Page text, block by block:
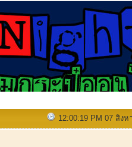
12:00:19 PM 07 สิงห